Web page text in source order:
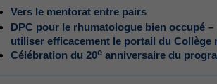
Vers le mentorat entre pairs
DPC pour le rhumatologue bien occupé
utiliser efficacement le portail du Collège
Célébration du 20e anniversaire du